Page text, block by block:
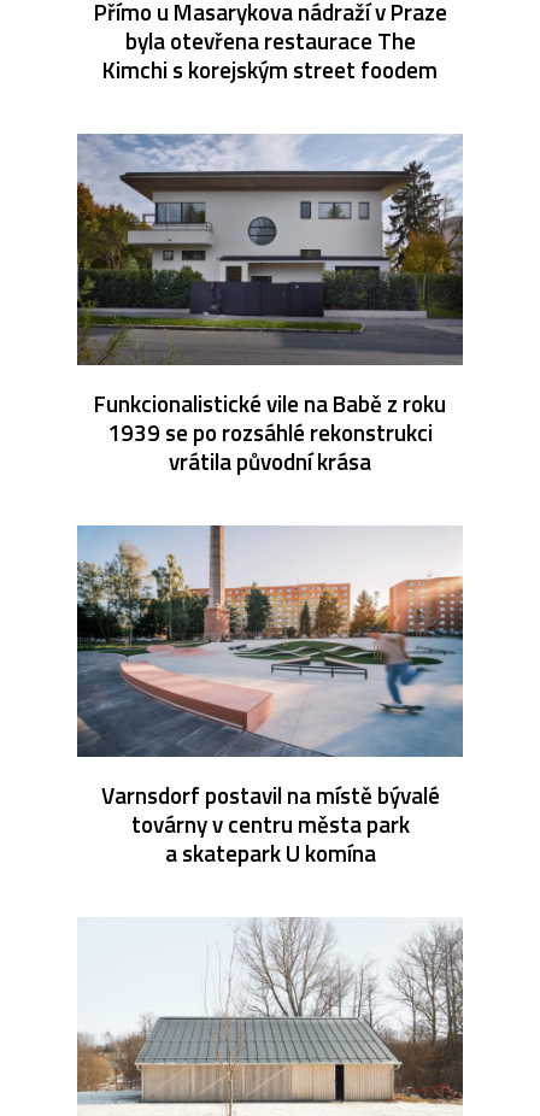
Přímo u Masarykova nádraží v Praze
byla otevřena restaurace The
Kimchi s korejským street foodem
Funkcionalistické vile na Babě z roku
1939 se po rozsáhlé rekonstrukci
vrátila původní krása
Varnsdorf postavil na místě bývalé
továrny v centru města park
a skatepark U komína